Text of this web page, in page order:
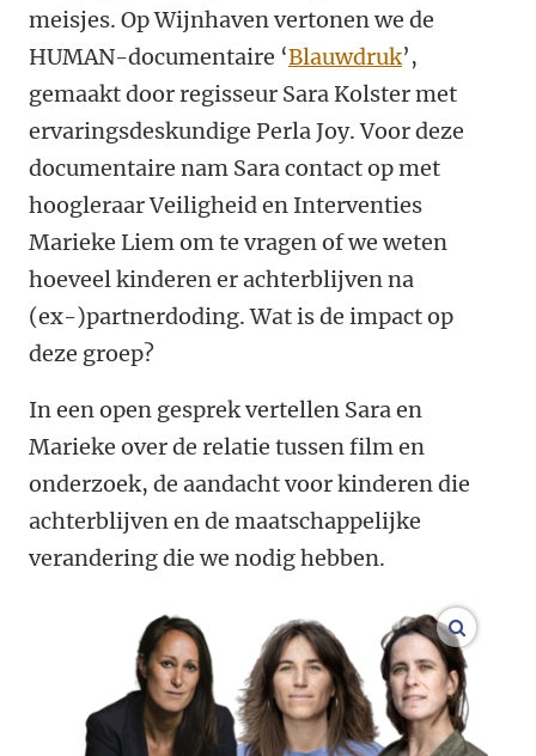
meisjes. Op Wijnhaven vertonen we de
HUMAN-documentaire ‘Blauwdruk’,
gemaakt door regisseur Sara Kolster met
ervaringsdeskundige Perla Joy. Voor deze
documentaire nam Sara contact op met
hoogleraar Veiligheid en Interventies
Marieke Liem om te vragen of we weten
hoeveel kinderen er achterblijven na
(ex-)partnerdoding. Wat is de impact op
deze groep?
In een open gesprek vertellen Sara en
Marieke over de relatie tussen film en
onderzoek, de aandacht voor kinderen die
achterblijven en de maatschappelijke
verandering die we nodig hebben.